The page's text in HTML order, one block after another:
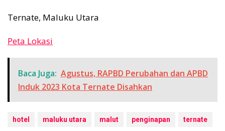
Ternate, Maluku Utara
Peta Lokasi
Baca Juga: Agustus, RAPBD Perubahan dan APBD
Induk 2023 Kota Ternate Disahkan
hotel maluku utara malut penginapan ternate